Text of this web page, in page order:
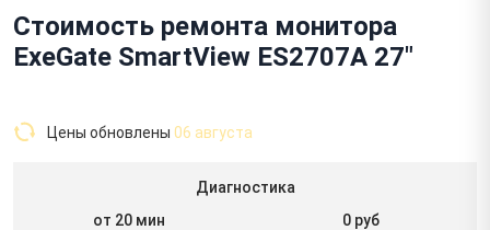
Стоимость ремонта монитора
ExeGate SmartView ES2707A 27"
Цены обновлены 06 августа
Диагностика
от 20 мин
0 руб